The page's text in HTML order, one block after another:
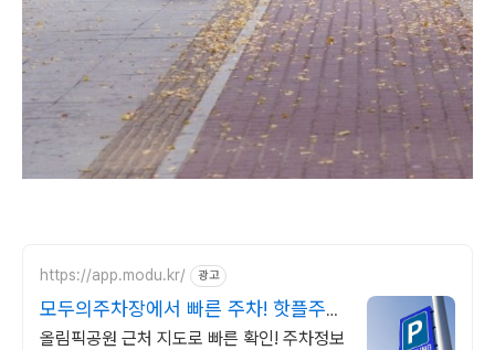
https://app.modu.kr/ 광고
모두의주차장에서 빠른 주차! 핫플주차
검색은 모두의주차장
올림픽공원 근처 지도로 빠른 확인! 주차정보